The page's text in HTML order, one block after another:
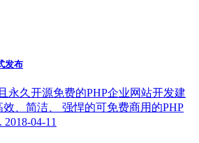
发布
永久开源免费的PHP企业网站开发建
、简洁、 强悍的可免费商用的PHP
04-11